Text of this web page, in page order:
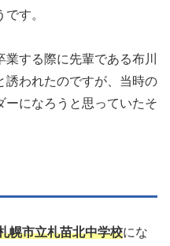
す。
する際に先輩である布川
誘われたのですが、当時の
ーになろうと思っていたそ
幌市立札苗北中学校にな